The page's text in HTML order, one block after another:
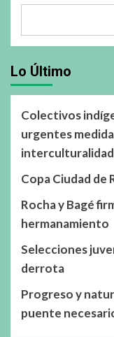
Lo Último
Colectivos
urgentes
interculturalidad
Copa Ciudad de
Rocha y Bagé
hermanamiento
Selecciones
derrota
Progreso y
puente